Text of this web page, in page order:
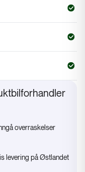
overraskelser
levering på Østlandet